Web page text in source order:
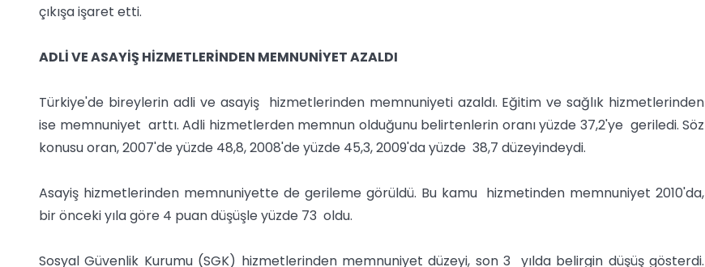
çıkışa işaret etti.
ADLİ VE ASAYİŞ HİZMETLERİNDEN MEMNUNİYET AZALDI
Türkiye'de bireylerin adli ve asayiş hizmetlerinden memnuniyeti azaldı. Eğitim ve sağlık hizmetlerinden
ise memnuniyet arttı. Adli hizmetlerden memnun olduğunu belirtenlerin oranı yüzde 37,2'ye geriledi. Söz
konusu oran, 2007'de yüzde 48,8, 2008'de yüzde 45,3, 2009'da yüzde 38,7 düzeyindeydi.
Asayiş hizmetlerinden memnuniyette de gerileme görüldü. Bu kamu hizmetinden memnuniyet 2010'da,
bir önceki yıla göre 4 puan düşüşle yüzde 73 oldu.
Sosyal Güvenlik Kurumu (SGK) hizmetlerinden memnuniyet düzeyi, son 3 yılda belirgin düşüş gösterdi.